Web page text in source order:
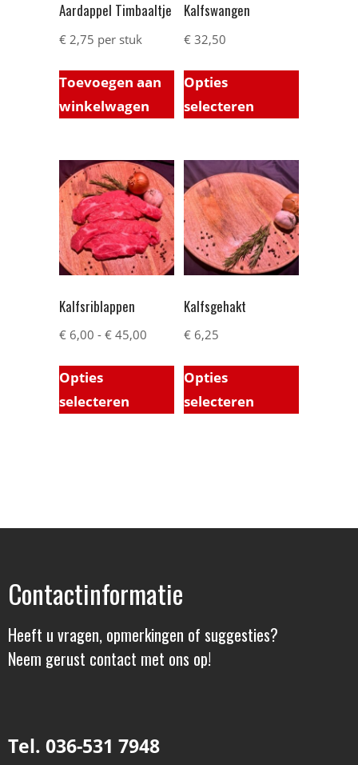
Aardappel Timbaaltje
€ 2,75 per stuk
Toevoegen aan
winkelwagen
Kalfswangen
€ 32,50
Opties
selecteren
Kalfsriblappen
€ 6,00 - € 45,00
Opties
selecteren
Kalfsgehakt
€ 6,25
Opties
selecteren
Contactinformatie
Heeft u vragen, opmerkingen of suggesties?
Neem gerust contact met ons op!
Tel. 036-531 7948